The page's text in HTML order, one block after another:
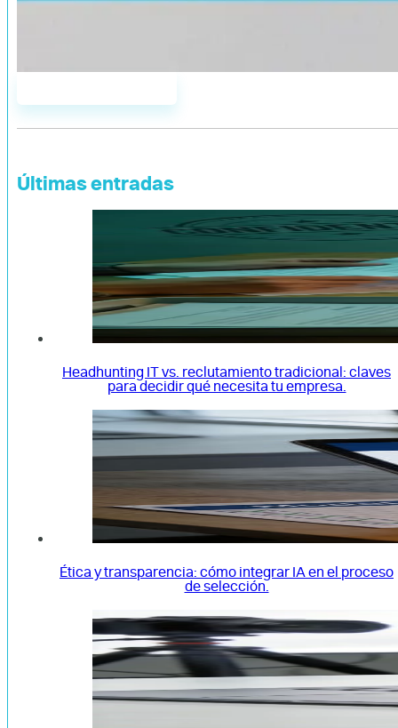
Últimas entradas
Headhunting IT vs. reclutamiento tradicional: claves
para decidir qué necesita tu empresa.
Ética y transparencia: cómo integrar IA en el proceso
de selección.